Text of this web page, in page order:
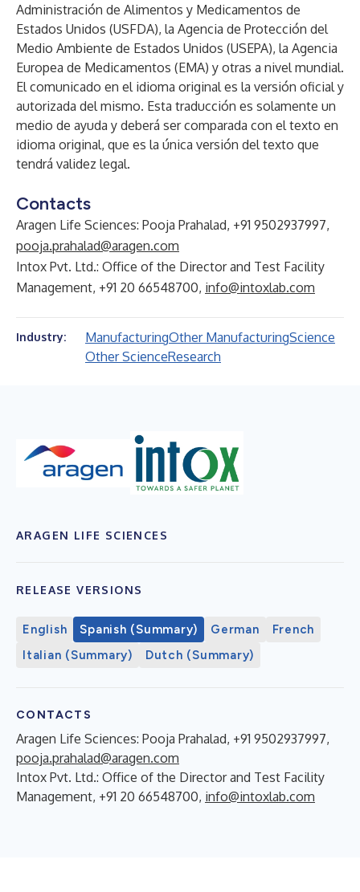
Administración de Alimentos y Medicamentos de
Estados Unidos (USFDA), la Agencia de Protección del
Medio Ambiente de Estados Unidos (USEPA), la Agencia
Europea de Medicamentos (EMA) y otras a nivel mundial.
El comunicado en el idioma original es la versión oficial y
autorizada del mismo. Esta traducción es solamente un
medio de ayuda y deberá ser comparada con el texto en
idioma original, que es la única versión del texto que
tendrá validez legal.
Contacts
Aragen Life Sciences: Pooja Prahalad, +91 9502937997,
pooja.prahalad@aragen.com
Intox Pvt. Ltd.: Office of the Director and Test Facility
Management, +91 20 66548700, info@intoxlab.com
Industry: ManufacturingOther ManufacturingScience
Other ScienceResearch
ARAGEN LIFE SCIENCES
RELEASE VERSIONS
English Spanish (Summary) German
French
Italian (Summary)
Dutch (Summary)
CONTACTS
Aragen Life Sciences: Pooja Prahalad, +91 9502937997,
pooja.prahalad@aragen.com
Intox Pvt. Ltd.: Office of the Director and Test Facility
Management, +91 20 66548700, info@intoxlab.com